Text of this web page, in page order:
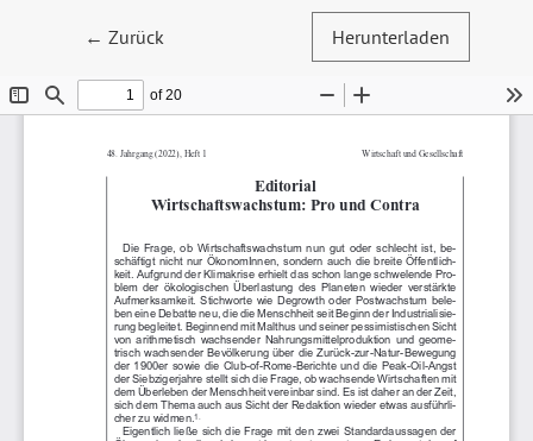
← Zu Artikeldetails zurückkehren
Zurück Herunterladen